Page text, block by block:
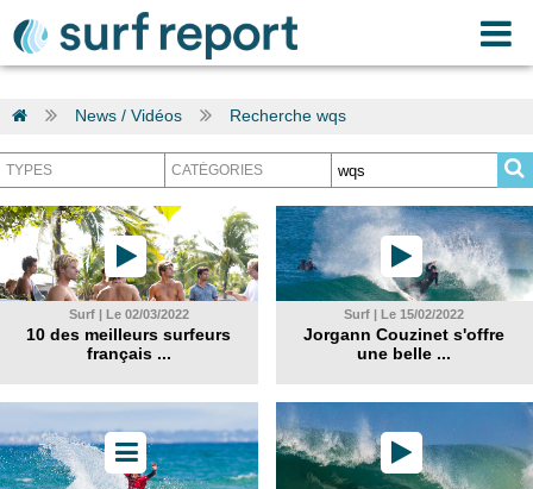
News / Vidéos Recherche wqs
Surf | Le 02/03/2022
10 des meilleurs surfeurs
français ...
Surf | Le 15/02/2022
Jorgann Couzinet s'offre
une belle ...